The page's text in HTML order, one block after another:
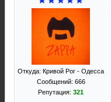
Откуда: Кривой Рог - Одесса
Сообщений: 666
Репутация: 321